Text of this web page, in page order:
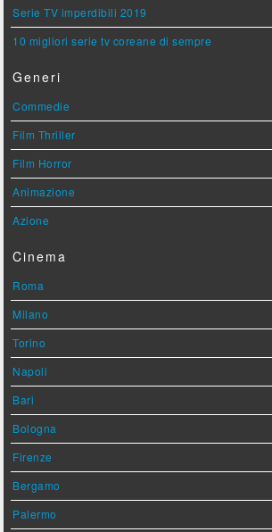
Serie TV imperdibili 2019
10 migliori serie tv coreane di sempre
Generi
Commedie
Film Thriller
Film Horror
Animazione
Azione
Cinema
Roma
Milano
Torino
Napoli
Bari
Bologna
Firenze
Bergamo
Palermo